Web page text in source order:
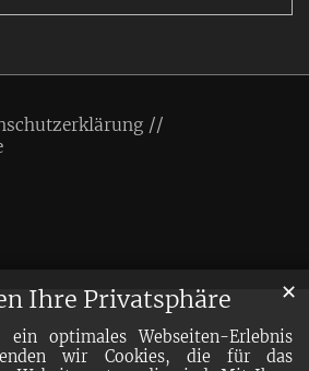
Ihre Privatsphäre
optimales Webseiten-Erlebnis
wir Cookies, die für das
✕